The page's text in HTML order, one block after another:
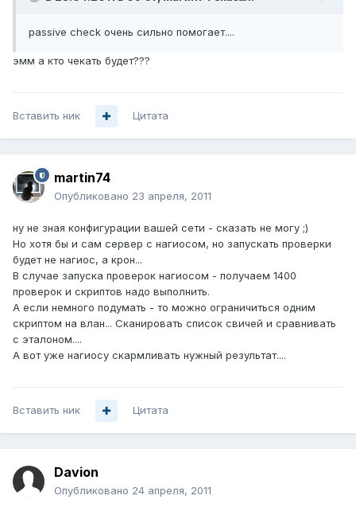
passive check очень сильно помогает....
эмм а кто чекать будет???
Вставить ник Цитата
martin74
Опубликовано 23 апреля, 2011
ну не зная конфигурации вашей сети - сказать не могу ;)
Но хотя бы и сам сервер с нагиосом, но запускать проверки
будет не нагиос, а крон...
В случае запуска проверок нагиосом - получаем 1400
проверок и скриптов надо выполнить.
А если немного подумать - то можно ограничиться одним
скриптом на влан... Сканировать список свичей и сравнивать
с эталоном....
А вот уже нагиосу скармливать нужный результат....
Вставить ник Цитата
Davion
Опубликовано 24 апреля, 2011